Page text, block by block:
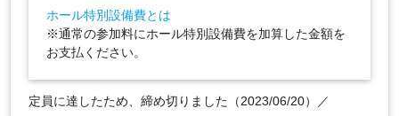
ホール特別設備費とは
※通常の参加料にホール特別設備費を加算した金額を
お支払ください。
定員に達したため、締め切りました（2023/06/20）／